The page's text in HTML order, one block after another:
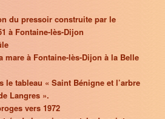
du pressoir construite par le
à Fontaine-lès-Dijon
mare à Fontaine-lès-Dijon à la Belle
le tableau « Saint Bénigne et l’arbre
Langres ».
vers 1972